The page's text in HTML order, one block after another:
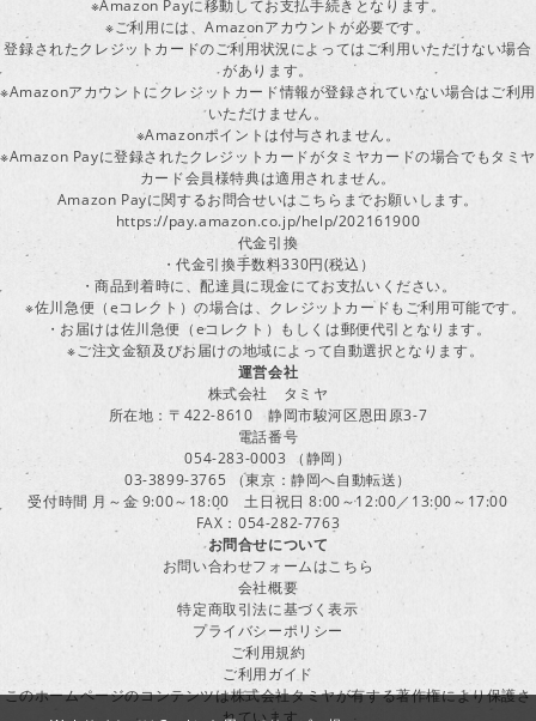
※Amazon Payに移動してお支払手続きとなります。
※ご利用には、Amazonアカウントが必要です。
登録されたクレジットカードのご利用状況によってはご利用いただけない場合
があります。
※Amazonアカウントにクレジットカード情報が登録されていない場合はご利用
いただけません。
※Amazonポイントは付与されません。
※Amazon Payに登録されたクレジットカードがタミヤカードの場合でもタミヤ
カード会員様特典は適用されません。
Amazon Payに関するお問合せいはこちらまでお願いします。
https://pay.amazon.co.jp/help/202161900
代金引換
・代金引換手数料330円(税込）
・商品到着時に、配達員に現金にてお支払いください。
※佐川急便（eコレクト）の場合は、クレジットカードもご利用可能です。
・お届けは佐川急便（eコレクト）もしくは郵便代引となります。
※ご注文金額及びお届けの地域によって自動選択となります。
運営会社
株式会社 タミヤ
所在地：〒422-8610 静岡市駿河区恩田原3-7
電話番号
054-283-0003 （静岡）
03-3899-3765 （東京：静岡へ自動転送）
受付時間 月～金 9:00～18:00 土日祝日 8:00～12:00／13:00～17:00
FAX：054-282-7763
お問合せについて
お問い合わせフォームはこちら
会社概要
特定商取引法に基づく表示
プライバシーポリシー
ご利用規約
ご利用ガイド
このホームページのコンテンツは株式会社タミヤが有する著作権により保護さ
れています。